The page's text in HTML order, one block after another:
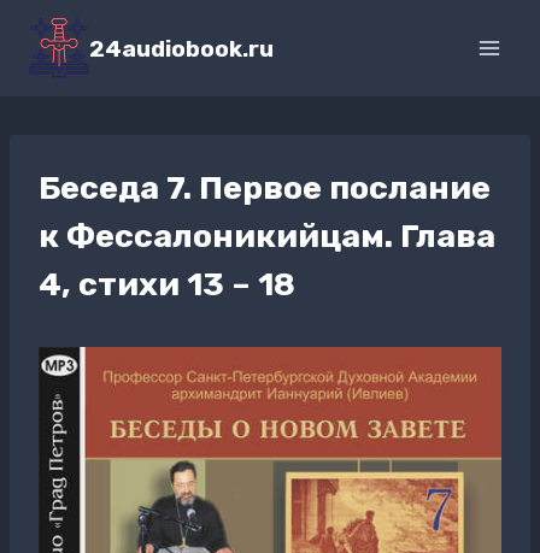
Перейти
содержимому
24audiobook.ru
Беседа 7. Первое послание
к Фессалоникийцам. Глава
4, стихи 13 – 18